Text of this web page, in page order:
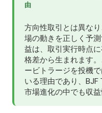
由
方向性取引とは異な
場の動きを正しく予
益は、取引実行時点
格差から生まれます
ービトラージを投機
いる理由であり、BJF
市場進化の中でも収